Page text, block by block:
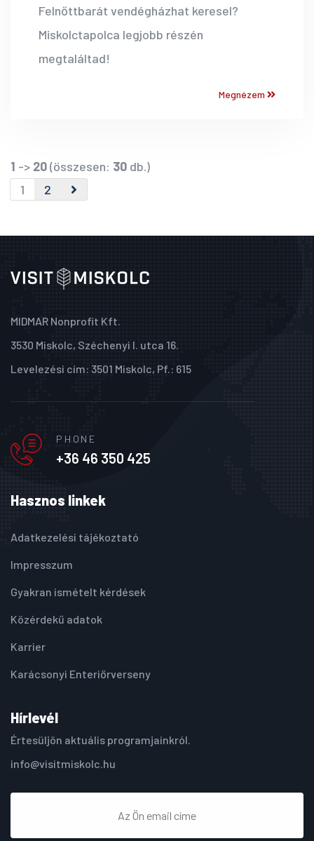
Felnőttbarát vendégházhat keresel?
Miskolctapolca legjobb részén
megtaláltad!
Megnézem
1 -> 20(összesen: 30 db.)
1
2
MIDMAR Nonprofit Kft.
3530 Miskolc, Széchenyi I. utca 16.
Levelezési cím: 3501 Miskolc, Pf.: 615
PHONE
+36 46 350 425
Hasznos linkek
Adatkezelési tájékoztató
Impresszum
Gyakran ismételt kérdések
Közérdekű adatok
Karrier
Karácsonyi Enteriőrverseny
Hírlevél
Értesüljön aktuális programjainkról.
info@visitmiskolc.hu